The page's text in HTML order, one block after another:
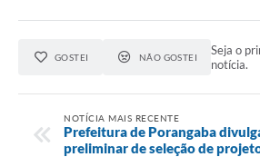
GOSTEI NÃO GOSTEI
Seja o
notícia.
NOTÍCIA MAIS RECENTE
Prefeitura de Porangaba
preliminar de seleção de